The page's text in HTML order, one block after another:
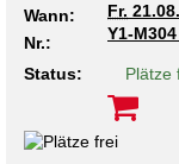
Wann:
Fr.
Nr.:
Y1-M304
Status: Plätze